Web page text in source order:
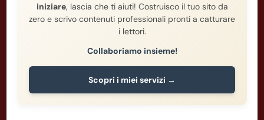
iniziare, lascia che ti aiuti! Costruisco il tuo sito da
zero e scrivo contenuti professionali pronti a catturare
i lettori.
Collaboriamo insieme!
Scopri i miei servizi →